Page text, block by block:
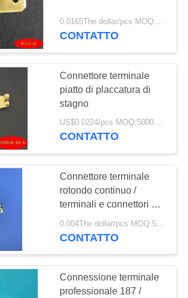
0.0165The dollar/pcs MOQ:5000 pezzi
CONTATTO
Connettore terminale
piatto di placcatura di
stagno
US$0.0224/pcs MOQ:5000 pezzi
CONTATTO
Connettore terminale
rotondo continuo /
terminali e connettori di
filo
CONTATTO
Connessione terminale
professionale 187 /